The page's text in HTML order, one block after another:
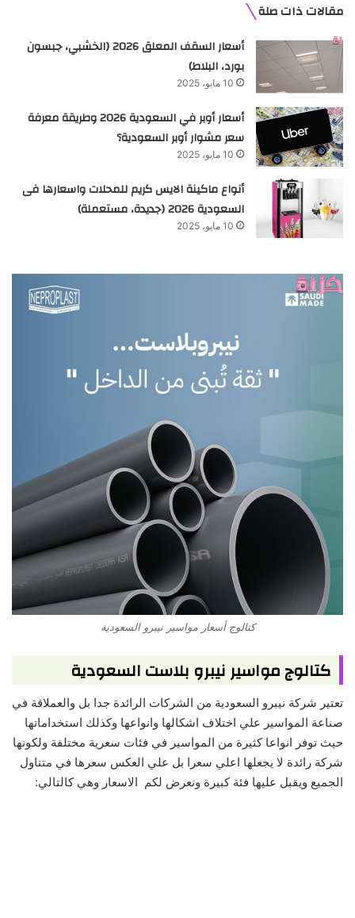
مقالات ذات صلة
أسعار السقف المعلق 2026 (الخشبي، جبسون
بورد، البلاط)
10 مايو، 2025
أسعار أوبر في السعودية 2026 وطريقة معرفة
سعر مشوار أوبر السعودية؟
10 مايو، 2025
أنواع ماكينة الايس كريم للمحلات واسعارها فى
السعودية 2026 (جديدة، مستعملة)
10 مايو، 2025
كتالوج أسعار مواسير نيبرو السعودية
كتالوج مواسير نيبرو بلاست السعودية
تعتير شركة نيبرو السعودية من الشركات الرائدة جدا بل والعملاقة في
صناعة المواسير علي اختلاف اشكالها وانواعها وكذلك استخداماتها
حيث توفر انواعا كثيرة من المواسير في فئات سعرية مختلفة ولكونها
شركة رائدة لا يجعلها اعلي سعرا بل علي العكس سعرها في متناول
الجميع ويقبل عليها فئة كبيرة ونعرض لكم الاسعار وهي كالتالي: